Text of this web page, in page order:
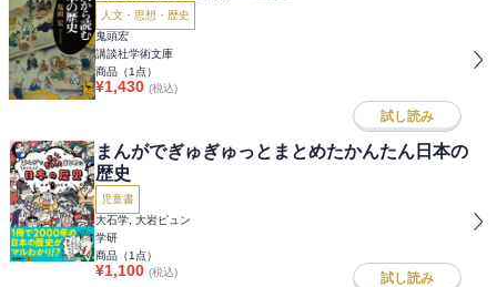
人文・思想・歴史
鬼頭宏
講談社学術文庫
商品（1 点）
¥1,430 (税込)
試し読み
まんがでぎゅぎゅっとまとめたかんたん日本の
歴史
児童書
大石学, 大岩ピュン
学研
商品（1 点）
¥1,100 (税込) 試し読み